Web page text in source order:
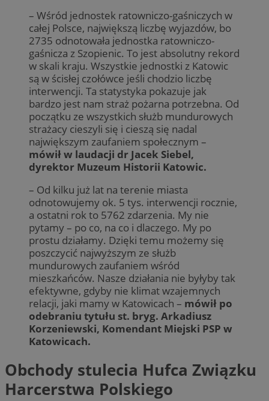
– Wśród jednostek ratowniczo-gaśniczych w
całej Polsce, największą liczbę wyjazdów, bo
2735 odnotowała jednostka ratowniczo-
gaśnicza z Szopienic. To jest absolutny rekord
w skali kraju. Wszystkie jednostki z Katowic
są w ścisłej czołówce jeśli chodzio liczbę
interwencji. Ta statystyka pokazuje jak
bardzo jest nam straż pożarna potrzebna. Od
początku ze wszystkich służb mundurowych
strażacy cieszyli się i cieszą się nadal
największym zaufaniem społecznym –
mówił w laudacji dr Jacek Siebel,
dyrektor Muzeum Historii Katowic.
– Od kilku już lat na terenie miasta
odnotowujemy ok. 5 tys. interwencji rocznie,
a ostatni rok to 5762 zdarzenia. My nie
pytamy – po co, na co i dlaczego. My po
prostu działamy. Dzięki temu możemy się
poszczycić najwyższym ze służb
mundurowych zaufaniem wśród
mieszkańców. Nasze działania nie byłyby tak
efektywne, gdyby nie klimat wzajemnych
relacji, jaki mamy w Katowicach – mówił po
odebraniu tytułu st. bryg. Arkadiusz
Korzeniewski, Komendant Miejski PSP w
Katowicach.
Obchody stulecia Hufca Związku
Harcerstwa Polskiego